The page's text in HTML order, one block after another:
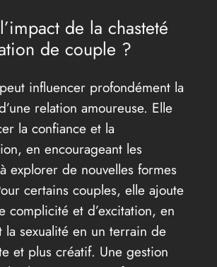
de la chasteté
de couple ?
influencer profondément la
relation amoureuse. Elle
la confiance et la
en encourageant les
explorer de nouvelles formes
certains couples, elle ajoute
complicité et d’excitation, en
la sexualité en un terrain de
et plus créatif. Une gestion